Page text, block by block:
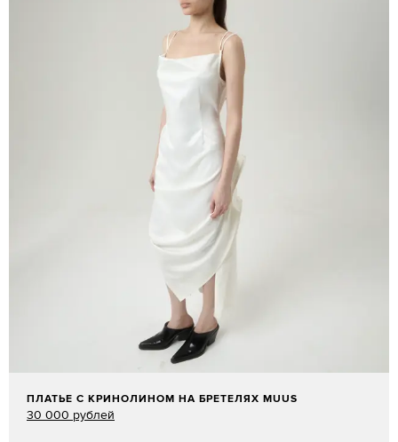
ПЛАТЬЕ С КРИНОЛИНОМ НА БРЕТЕЛЯХ MUUS
30 000 рублей